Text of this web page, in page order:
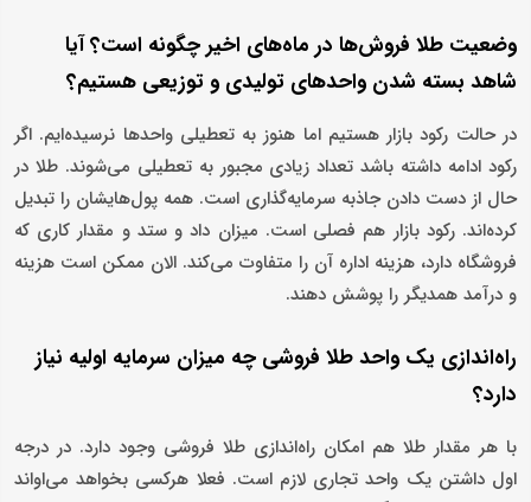
وضعیت طلا فروش‌ها در ماه‌های اخیر چگونه است؟ آیا
شاهد بسته شدن واحد‌های تولیدی و توزیعی هستیم؟
در حالت رکود بازار هستیم اما هنوز به تعطیلی واحد‌ها نرسیده‌ایم. اگر
رکود ادامه داشته باشد تعداد زیادی مجبور به تعطیلی می‌شوند. طلا در
حال از دست دادن جاذبه سرمایه‌گذاری است. همه پول‌هایشان را تبدیل
کرده‌اند. رکود بازار هم فصلی است. میزان داد و ستد و مقدار کاری که
فروشگاه دارد، هزینه اداره آن را متفاوت می‌کند. الان ممکن است هزینه
و درآمد همدیگر را پوشش دهند.
راه‌اندازی یک واحد طلا فروشی چه میزان سرمایه اولیه نیاز
دارد؟
با هر مقدار طلا هم امکان راه‌اندازی طلا فروشی وجود دارد. در درجه
اول داشتن یک واحد تجاری لازم است. فعلا هرکسی بخواهد می‌اواند